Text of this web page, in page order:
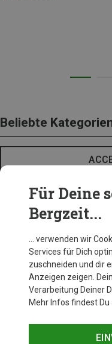
Beliebte
Für Deine
Bergzeit...
… verwenden wir
Services für Dich
zuschneiden und dir
Anzeigen zeigen.
Verarbeitung Deiner
Mehr Infos findest